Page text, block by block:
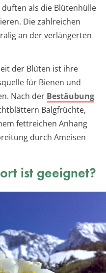
als die Blütenhülle
Die zahlreichen
an der verlängerten
der Blüten ist ihre
für Bienen und
Nach der Bestäubung
Balgfrüchte,
fettreichen Anhang
durch Ameisen
ist geeignet?